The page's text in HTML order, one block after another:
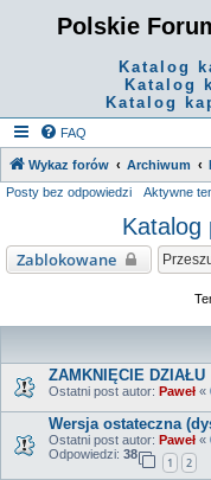
Polskie
Katalog
Katalog
Katalog
FAQ
Wykaz forów Archiwum
Posty bez odpowiedzi Aktywne
Katalog
Zablokowane
ZAMKNIĘCIE DZIAŁU
Ostatni post autor: Paweł «
Wersja ostateczna
Ostatni post autor: Paweł «
Odpowiedzi: 38
1 2